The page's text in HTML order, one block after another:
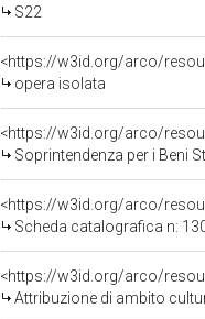
S22
<https://w3id.org/arco/
opera isolata
<https://w3id.org/arco/
Soprintendenza per i Beni
<https://w3id.org/arco/
Scheda catalografica n:
<https://w3id.org/arco/
Attribuzione di ambito